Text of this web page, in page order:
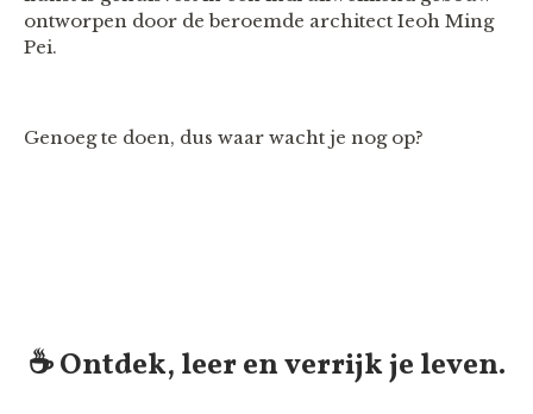
ontworpen door de beroemde architect Ieoh Ming
Pei.
Genoeg te doen, dus waar wacht je nog op?
☕️ Ontdek, leer en verrijk je leven.